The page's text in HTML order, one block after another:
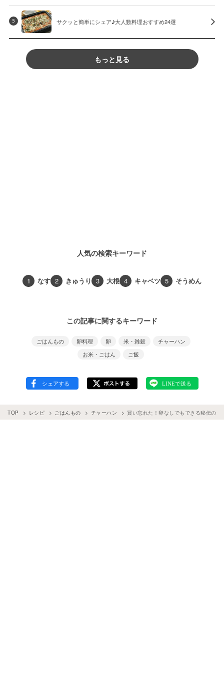
5 サクッと簡単にシェア♪大人数料理おすすめ24選
もっと見る
人気の検索キーワード
1 なす 2 きゅうり 3 大根 4 キャベツ 5 そうめん
この記事に関するキーワード
ごはんもの 卵料理 卵 米・雑穀
チャーハン
お米・ごはん
ご飯
TOP レシピ ごはんもの チャーハン 買い忘れた！卵なしでもできる秘伝の卵